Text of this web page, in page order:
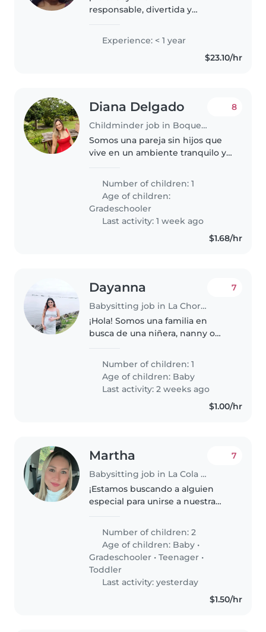
responsable, divertida y
cuidar niños de todas las edades.
Como madre, entiendo las
necesidades de los niños y estoy
Experience: < 1 year
$23.10/hr
Diana Delgado
Childminder job in Boquete
8
Somos una pareja sin hijos que
vive en un ambiente tranquilo y
parte de nuestra familia, por lo
que para nosotros es muy
importante que la persona que..
Number of children: 1
Age of children:
Gradeschooler
Last activity: 1 week ago
$1.68/hr
Dayanna
Babysitting job in La Chorrera
7
¡Hola! Somos una familia en
busca de una niñera, nanny o
curioso, creativo y amigable. Nos
encantaría alguien que pueda
cuidar a nuestro pequeño en
nuestra..
Number of children: 1
Age of children: Baby
Last activity: 2 weeks ago
$1.00/hr
Martha
Babysitting job in La Cola de San Pablo Viejo
7
¡Estamos buscando a alguien
especial para unirse a nuestra
persona responsable, cariñosa,
honesta y de confianza para
trabajar con disponibilidad para
dormir..
Number of children: 2
Age of children: Baby •
Gradeschooler •Teenager •
Toddler
Last activity: yesterday
$1.50/hr